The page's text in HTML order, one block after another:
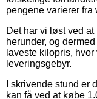
pengene varierer fra
Det har vi løst ved
herunder, og
laveste kilopris,
leveringsgebyr.
I skrivende stund er
kan få ved at købe